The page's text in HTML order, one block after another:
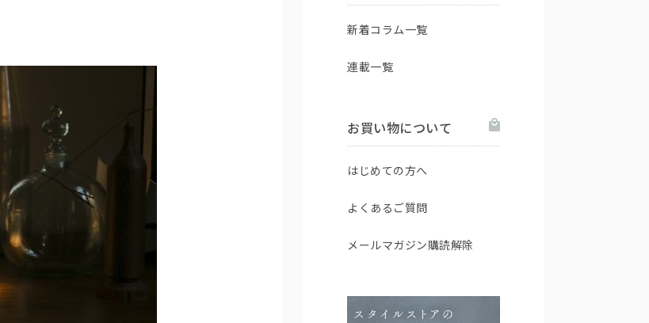
新着コラム一覧
連載一覧
お買い物について
はじめての方へ
よくあるご質問
メールマガジン購読解除